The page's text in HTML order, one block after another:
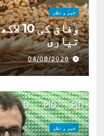
خبر و نظر
وفاق
تیاری
04/08/2026
خبر و نظر